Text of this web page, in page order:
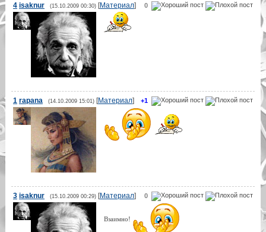
0
4 isaknur (15.10.2009 00:30)[Материал]
+1
1 rapana (14.10.2009 15:01)[Материал]
0
3 isaknur (15.10.2009 00:29)[Материал]
Взаимно!